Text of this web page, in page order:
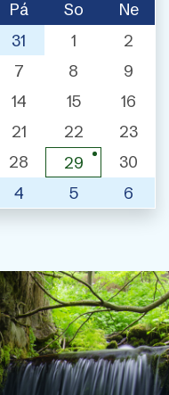
Pá So
Ne
31 1
2
7 8
9
14 15
16
21 22
23
28 29
30
4 5 6